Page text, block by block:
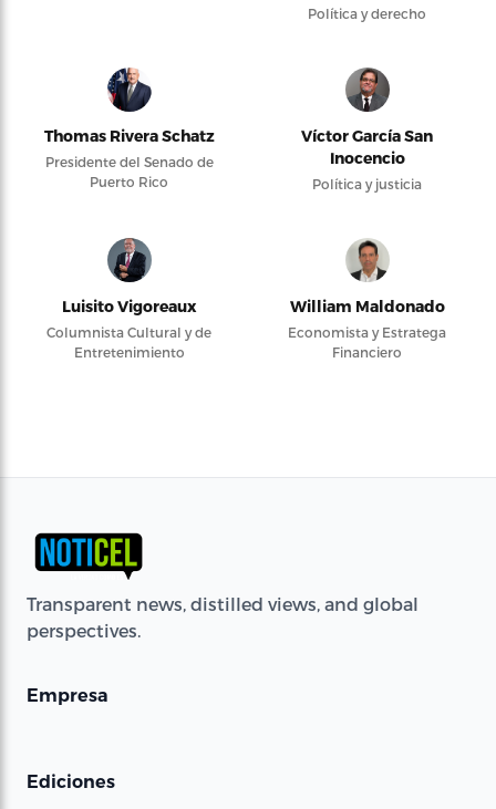
Política y derecho
Thomas Rivera Schatz
Presidente del Senado de
Puerto Rico
Víctor García San
Inocencio
Política y justicia
Luisito Vigoreaux
Columnista Cultural y de
Entretenimiento
William Maldonado
Economista y Estratega
Financiero
Transparent news, distilled views, and global
perspectives.
Empresa
Ediciones